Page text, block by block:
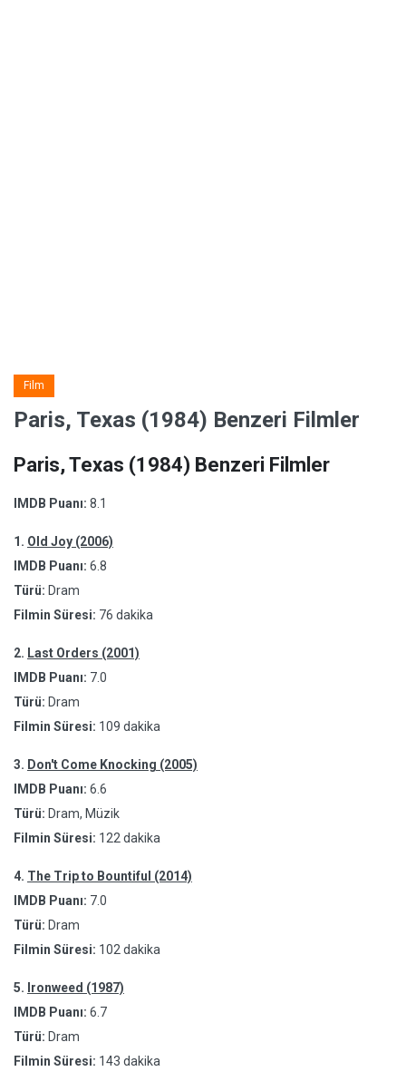
Film
Paris, Texas (1984) Benzeri Filmler
Paris, Texas (1984) Benzeri Filmler
IMDB Puanı: 8.1
1. Old Joy (2006)
IMDB Puanı: 6.8
Türü: Dram
Filmin Süresi: 76 dakika
2. Last Orders (2001)
IMDB Puanı: 7.0
Türü: Dram
Filmin Süresi: 109 dakika
3. Don't Come Knocking (2005)
IMDB Puanı: 6.6
Türü: Dram, Müzik
Filmin Süresi: 122 dakika
4. The Trip to Bountiful (2014)
IMDB Puanı: 7.0
Türü: Dram
Filmin Süresi: 102 dakika
5. Ironweed (1987)
IMDB Puanı: 6.7
Türü: Dram
Filmin Süresi: 143 dakika